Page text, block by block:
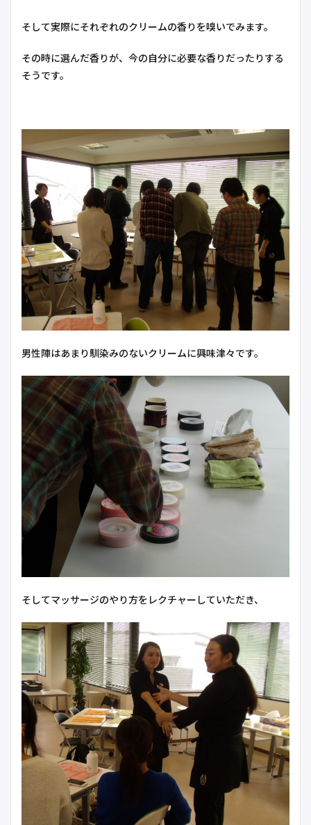
そして実際にそれぞれのクリームの香りを嗅いでみます。
その時に選んだ香りが、今の自分に必要な香りだったりする
そうです。
男性陣はあまり馴染みのないクリームに興味津々です。
そしてマッサージのやり方をレクチャーしていただき、